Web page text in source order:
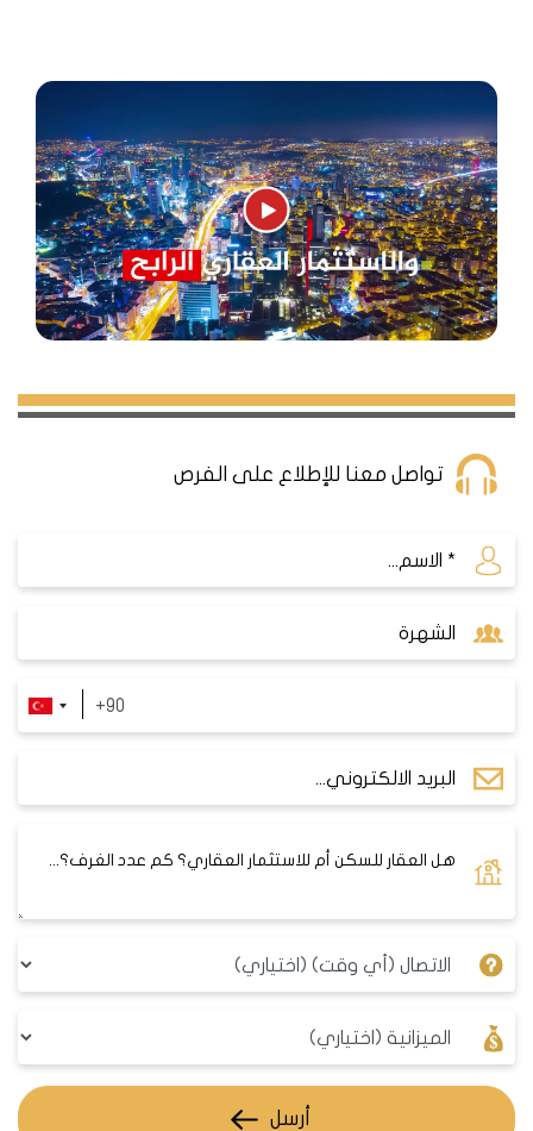
يتألف المشروع من برجين باجمالي 42 طابق وبرج مكاتب بارتفاع
36 طابق .
إجمالي عدد الوحدات في المشروع 353 وحدة تتوزع ما بين
شقة عادية وشقة ريزدانس ومكاتب وبالإضافة ل113 محل تجاري
يتألف من عدة نماذج للشقق من 1+1 حتى 4+1.
تشطيبات خارجية وداخلية سوبر ديلوكس.
يوجد سبعة مصاعد رئيسية للاستخدام، أما مع مصاعد الخدمة
خدمة استقبال وتنظيم المؤتمرات.
جدران زجاجية عازلة للصوت.
أسعار الشقق في هذا المشروع تبدأ من 935000 دولار
طريقة الدفع هي 60% كاش والباقي أقساط على 12 شهرا
عقارات للبيع في شيشلي damas051
تواصل معنا للإطلاع على الفرص
أرسل